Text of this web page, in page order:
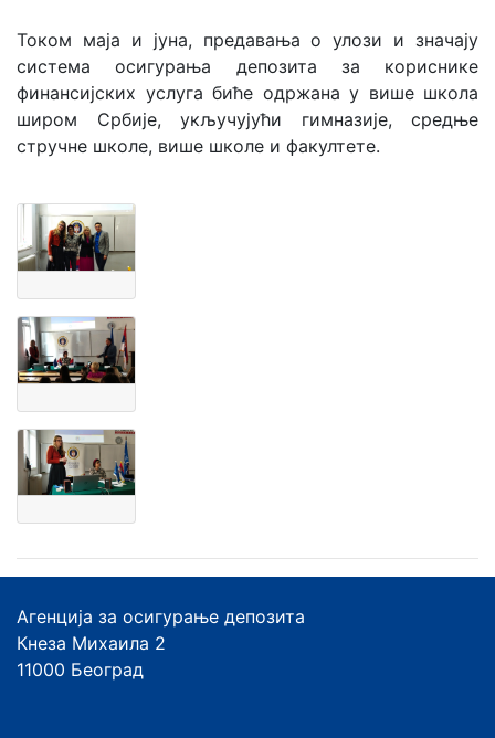
Током маја и јуна, предавања о улози и значају
система осигурања депозита за кориснике
финансијских услуга биће одржана у више школа
широм Србије, укључујући гимназије, средње
стручне школе, више школе и факултете.
Агенција за осигурање депозита
Кнеза Михаила 2
11000 Београд